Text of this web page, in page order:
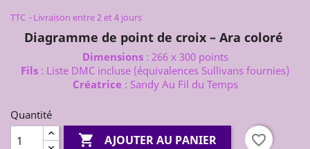
TTC Livraison entre 2 et 4 jours
Diagramme de point de croix – Ara coloré
Dimensions: 266 x 300 points
Fils : Liste DMC incluse (équivalences Sullivans fournies)
Créatrice : Sandy Au Fil du Temps
Quantité
 AJOUTER AU PANIER favorite_border